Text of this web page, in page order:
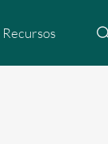
Recursos